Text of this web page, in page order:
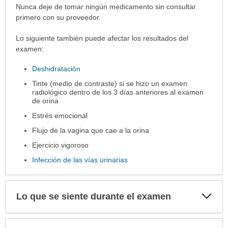
examen
extendido.
Nunca deje de tomar ningún medicamento sin consultar
primero con su proveedor.
Lo siguiente también puede afectar los resultados del
examen:
Deshidratación
Tinte (medio de contraste) si se hizo un examen
radiológico dentro de los 3 días anteriores al examen
de orina
Estrés emocional
Flujo de la vagina que cae a la orina
Ejercicio vigoroso
Infección de las vías urinarias
Lo que se siente durante el examen